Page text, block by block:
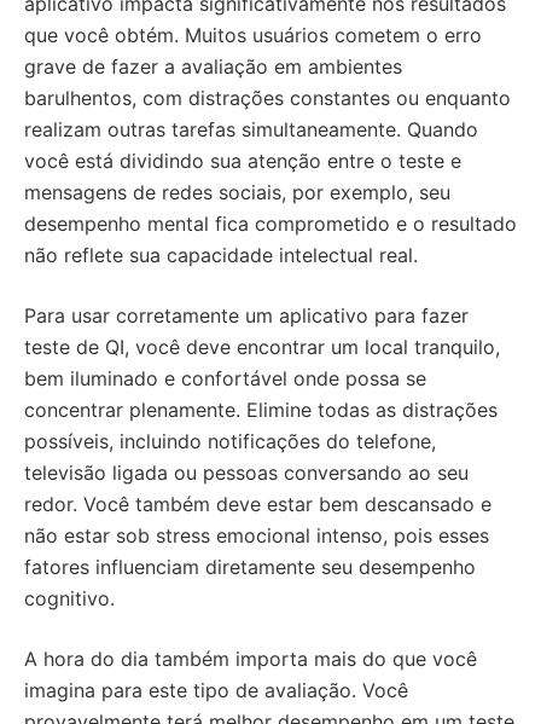
que você obtém. Muitos usuários cometem o erro
grave de fazer a avaliação em ambientes
barulhentos, com distrações constantes ou enquanto
realizam outras tarefas simultaneamente. Quando
você está dividindo sua atenção entre o teste e
mensagens de redes sociais, por exemplo, seu
desempenho mental fica comprometido e o resultado
não reflete sua capacidade intelectual real.
Para usar corretamente um aplicativo para fazer
teste de QI, você deve encontrar um local tranquilo,
bem iluminado e confortável onde possa se
concentrar plenamente. Elimine todas as distrações
possíveis, incluindo notificações do telefone,
televisão ligada ou pessoas conversando ao seu
redor. Você também deve estar bem descansado e
não estar sob stress emocional intenso, pois esses
fatores influenciam diretamente seu desempenho
cognitivo.
A hora do dia também importa mais do que você
imagina para este tipo de avaliação. Você